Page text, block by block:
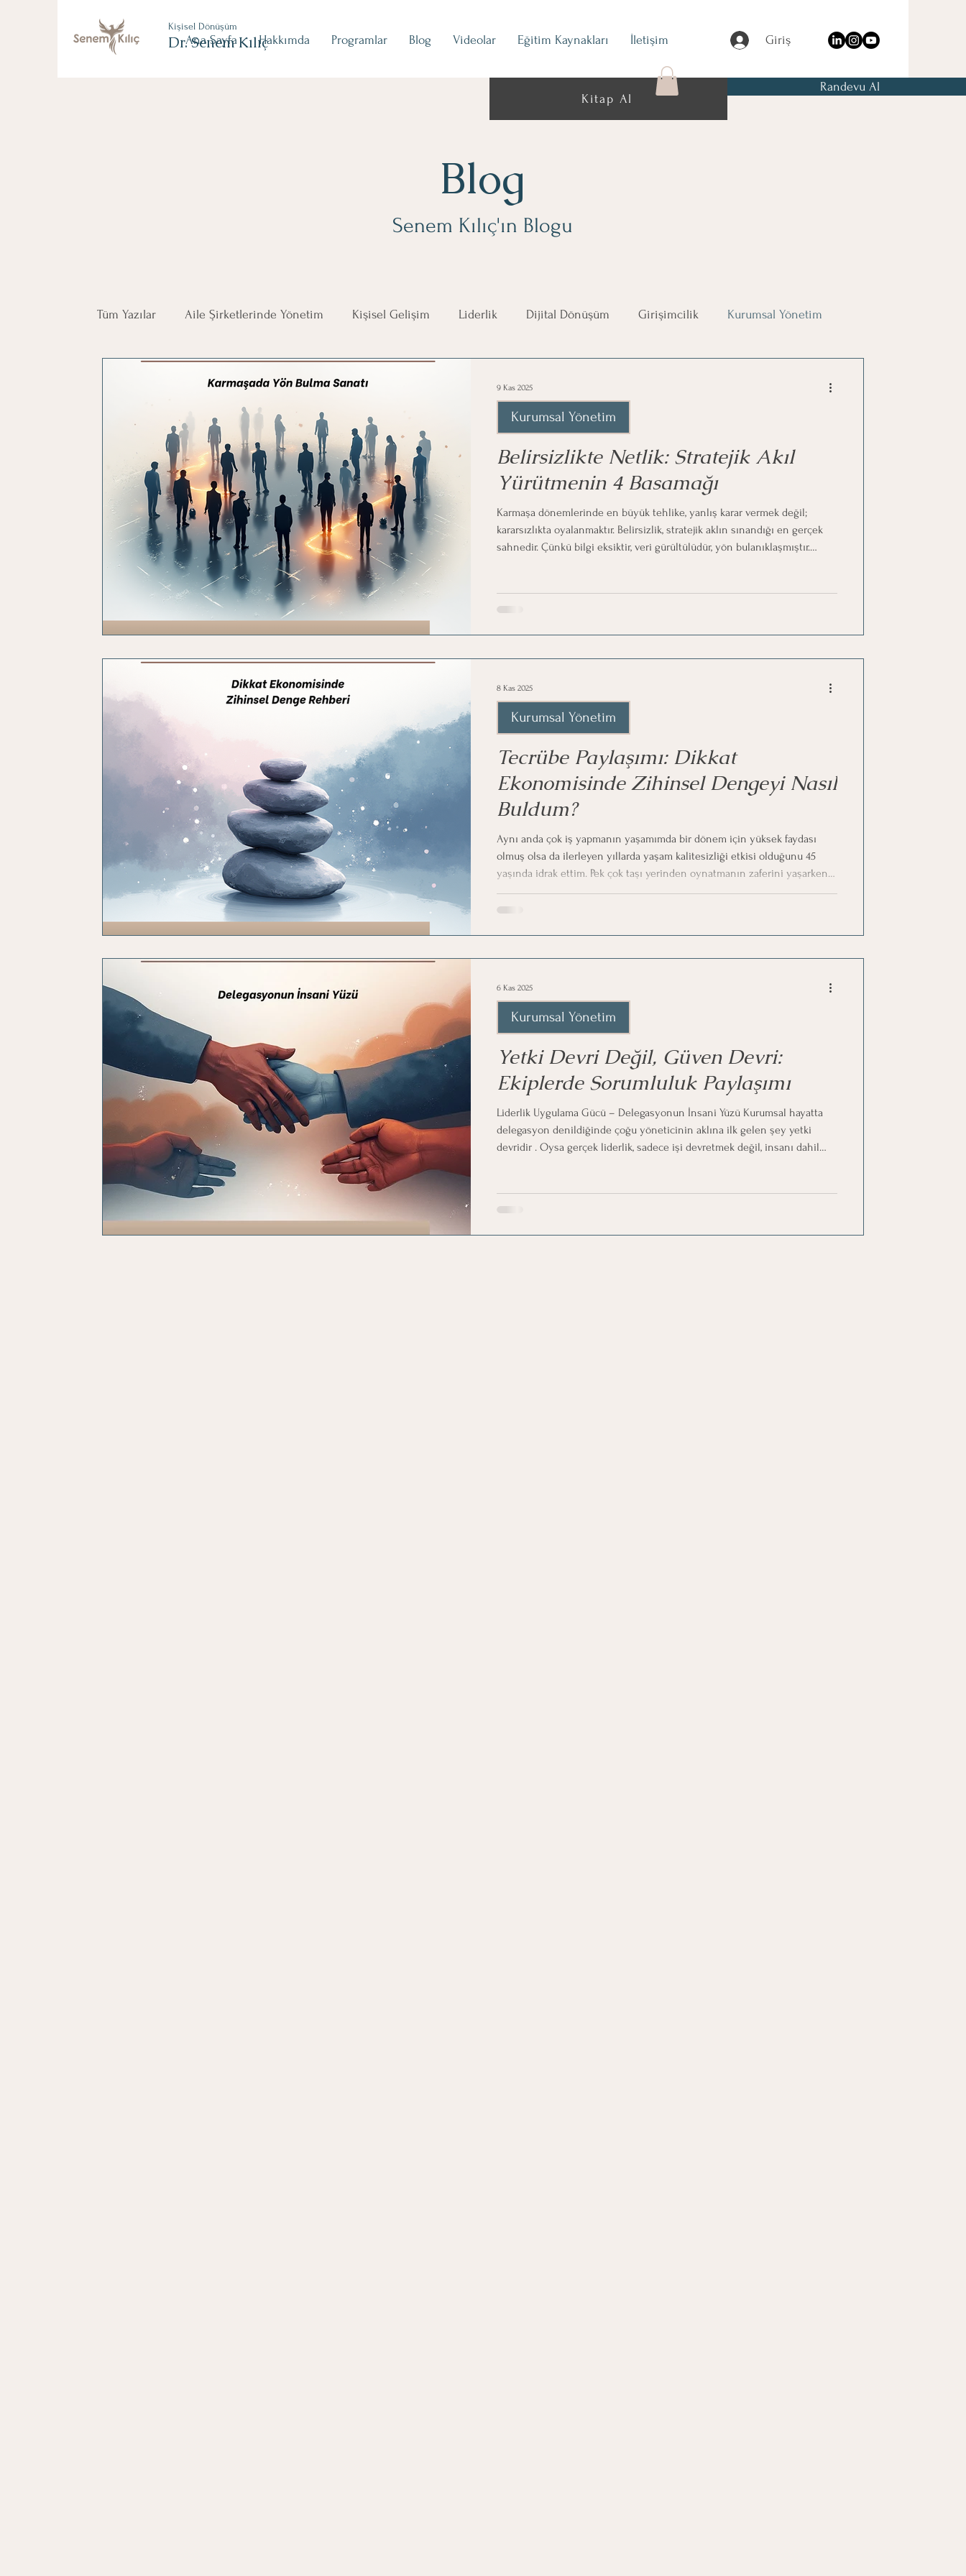
Kişisel Dönüşüm
Dr. Senem Kılıç
Ana Sayfa Hakkımda Programlar Blog Videolar Eğitim Kaynakları İletişim Giriş
Kitap Al
Randevu Al
Blog
Senem Kılıç'ın Blogu
Tüm Yazılar Aile Şirketlerinde Yönetim Kişisel Gelişim Liderlik Dijital Dönüşüm Girişimcilik Kurumsal Yönetim
Belirsizlikte Netlik: Stratejik Akıl
Yürütmenin 4 Basamağı
Karmaşa dönemlerinde en büyük tehlike, yanlış karar vermek değil;
kararsızlıkta oyalanmaktır. Belirsizlik, stratejik aklın sınandığı en gerçek
sahnedir. Çünkü bilgi eksiktir, veri gürültülüdür, yön bulanıklaşmıştır.
Kurumsal Yönetim
9 Kas 2025
Tecrübe Paylaşımı: Dikkat
Ekonomisinde Zihinsel Dengeyi Nasıl
Buldum?
Aynı anda çok iş yapmanın yaşamımda bir dönem için yüksek faydası
olmuş olsa da ilerleyen yıllarda yaşam kalitesizliği etkisi olduğunu 45
yaşında idrak ettim. Pek çok taşı yerinden oynatmanın zaferini yaşarken
“yaşamda var olmanın anlamı” felsefesi yüzeydeki köpük hazlardan daha
Kurumsal Yönetim
8 Kas 2025
Yetki Devri Değil, Güven Devri:
Ekiplerde Sorumluluk Paylaşımı
Liderlik Uygulama Gücü – Delegasyonun İnsani Yüzü Kurumsal hayatta
delegasyon denildiğinde çoğu yöneticinin aklına ilk gelen şey yetki
devridir . Oysa gerçek liderlik, sadece işi devretmek değil, insanı dahil
Kurumsal Yönetim
6 Kas 2025